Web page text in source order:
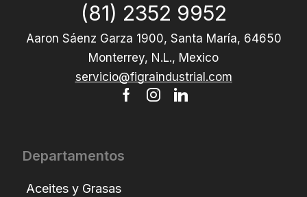
(81) 2352 9952
Aaron Sáenz Garza 1900, Santa María, 64650
Monterrey, N.L., Mexico
servicio@figraindustrial.com
Departamentos
Aceites y Grasas